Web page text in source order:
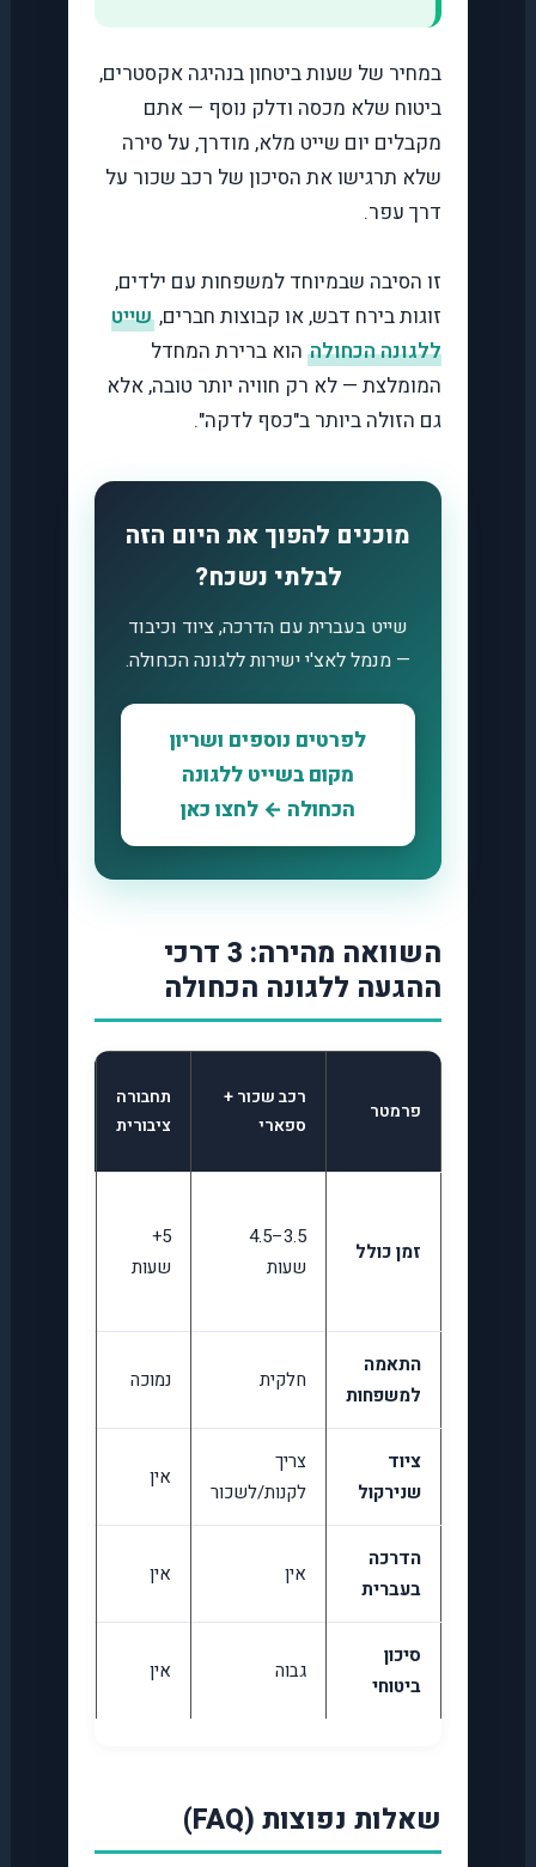
במחיר של שעות ביטחון בנהיגה אקסטרים,
ביטוח שלא מכסה ודלק נוסף — אתם
מקבלים יום שייט מלא, מודרך, על סירה
שלא תרגישו את הסיכון של רכב שכור על
דרך עפר.
זו הסיבה שבמיוחד למשפחות עם ילדים,
זוגות בירח דבש, או קבוצות חברים,שייט
ללגונה הכחולה הוא ברירת המחדל
המומלצת — לא רק חוויה יותר טובה, אלא
גם הזולה ביותר ב"כסף לדקה".
מוכנים להפוך את היום הזה
לבלתי נשכח?
שייט בעברית עם הדרכה, ציוד וכיבוד
— מנמל לאצ'י ישירות ללגונה הכחולה.
לפרטים נוספים ושריון
מקום בשייט ללגונה
הכחולה ← לחצו כאן
השוואה מהירה: 3 דרכי
ההגעה ללגונה הכחולה
פרמטר
רכב שכור +
ספארי
תחבורה
ציבורית
זמן כולל
3.5–4.5
שעות
5+
שעות
התאמה
למשפחות
חלקית נמוכה
ציוד
שנירקול
צריך
לקנות/לשכור
אין
הדרכה
בעברית
אין אין
סיכון
ביטוחי
גבוה אין
שאלות נפוצות (FAQ)